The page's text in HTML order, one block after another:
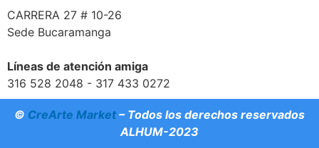
CARRERA 27 # 10-26
Sede Bucaramanga
Líneas de atención amiga
316 528 2048 - 317 433 0272
© CreArte Market – Todos los derechos reservados
ALHUM-2023